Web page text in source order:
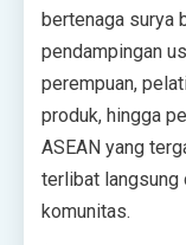
bertenaga surya
pendampingan
perempuan,
produk, hingga
ASEAN yang
terlibat langsung
komunitas.